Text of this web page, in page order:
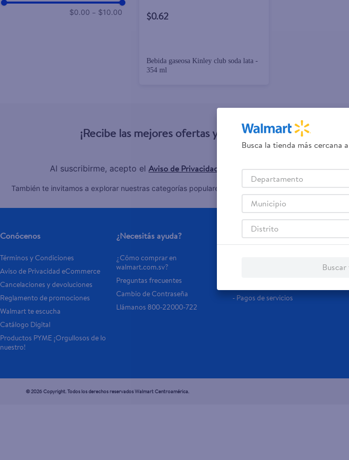
$0.00 – $10.00 $0.62
Bebida gaseosa Kinley club soda lata -
354 ml
¡Recibe las mejores ofertas y promociones!
Al suscribirme, acepto el Aviso de Privacidad y losTérminos y Condiciones, así
También te invitamos a explorar nuestras categorías populares: Celulares,Línea blanca,Laptops,
Samsung,Celulares iPhone,
Conócenos
Términos y Condiciones
Aviso de Privacidad eCommerce
Cancelaciones y devoluciones
Reglamento de promociones
Walmart te escucha
Catálogo Digital
Productos PYME ¡Orgullosos de lo
nuestro!
¿Necesitás ayuda?
¿Cómo comprar en
walmart.com.sv?
Preguntas frecuentes
Cambio de Contraseña
Llámanos 800-22000-722
Servicios
- Pagos de servicios
© 2026 Copyright. Todos los derechos reservados Walmart Centroamérica.
Busca la tienda más cercana
Departamento
Municipio
Distrito